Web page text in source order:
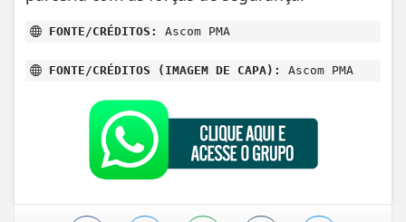
FONTE/CRÉDITOS: Ascom PMA
FONTE/CRÉDITOS (IMAGEM DE CAPA): Ascom PMA